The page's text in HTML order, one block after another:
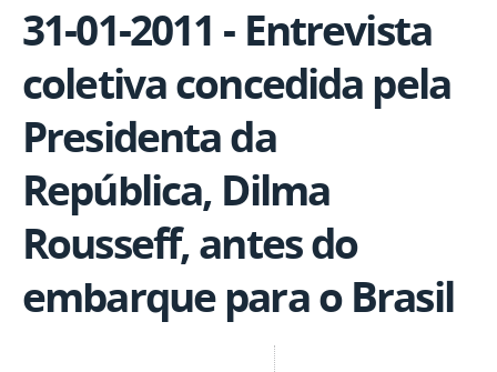
31-01-2011 - Entrevista
coletiva concedida pela
Presidenta da
República, Dilma
Rousseff, antes do
embarque para o Brasil